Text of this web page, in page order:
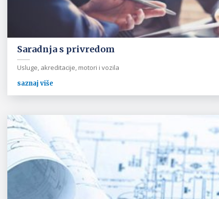
Saradnja s privredom
Usluge, akreditacije, motori i vozila
saznaj više